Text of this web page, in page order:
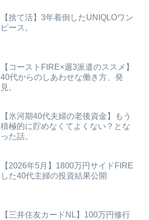
【捨て活】3年着倒したUNIQLOワン
ピース。
【コーストFIRE×週3派遣のススメ】
40代からのしあわせな働き方、発
見。
【氷河期40代夫婦の老後資金】もう
積極的に貯めなくてよくない？とな
った話。
【2026年5月】1800万円サイドFIRE
した40代主婦の投資結果公開
【三井住友カードNL】100万円修行